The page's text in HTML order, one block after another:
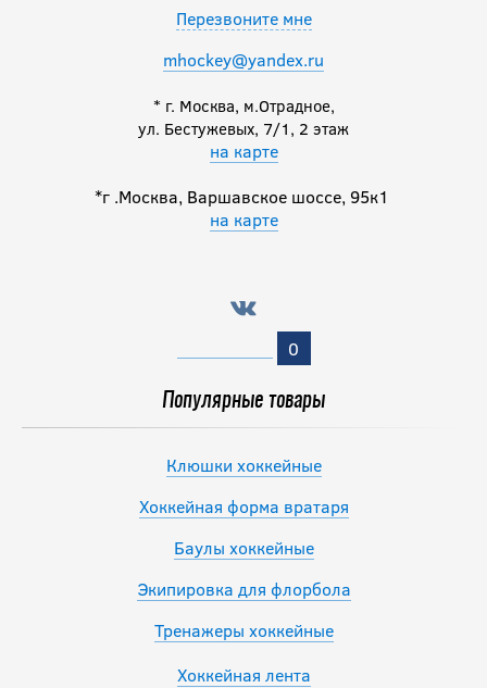
-15 %
BAUER S23 SUPREME
M5PRO INT
16 821.50 руб.
19 790
Перезвоните мне
mhockey@yandex.ru
* г. Москва, м.Отрадное,
ул. Бестужевых, 7/1, 2 этаж
на карте
*г .Москва, Варшавское шоссе, 95к1
на карте
0
Популярные товары
Клюшки хоккейные
Хоккейная форма вратаря
Баулы хоккейные
Экипировка для флорбола
Тренажеры хоккейные
Хоккейная лента